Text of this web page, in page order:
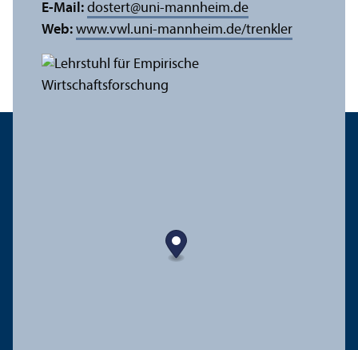
E-Mail: dostert@uni-mannheim.de
Web: www.vwl.uni-mannheim.de/trenkler